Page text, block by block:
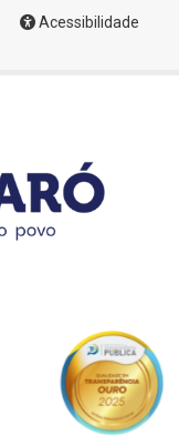
Acessibilidade